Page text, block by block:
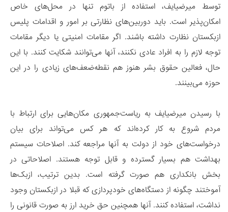
توسط میرضیایف، استفاده از باتوم تنها در محل‌های خاص
امکان‌پذیر است. باید دوربین‌های نظارتی بر امور و اقدامات پلیس
ازبکستان نظارت داشته باشند. اگر مقامات امنیتی یا دیگر مقامات
توجه لازم را به افراد عادی نکنند، آنها می‌توانند شکایت کنند. با این
حال، فعالین حقوق بشر هنوز هم نقطه‌ضعف‌های زیادی را در این
حوزه می‌بینند.
با رسیدن میرضیایف به ریاست‌جمهوری مکان‌هایی برای ارتباط با
مردم شروع به کار کرده‌اند که هر کس می‌تواند برای بیان
درخواست‌های خود از دولت به آنها مراجعه کند. اصلاحات سیستم
بهداشت هم بسیار گسترده و قابل توجه هستند. اصلاحاتی در
بخش بانکداری هم صورت گرفته است. بدین ترتیب، ازبک‌ها
آموختند چگونه از دستگاه‌های خودپردازی که قبلا در ازبکستان وجود
نداشت، استفاده کنند. آنها همچنین حق خرید ارز به صورت قانونی را